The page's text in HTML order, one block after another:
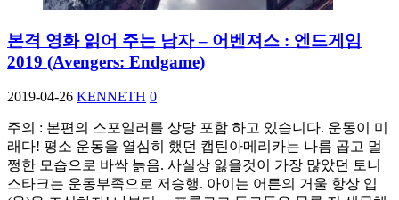
본격 영화 읽어 주는 남자 – 어벤져스 : 엔드게임
2019 (Avengers: Endgame)
2019-04-26 KENNETH 0
주의 : 본편의 스포일러를 상당 포함 하고 있습니다. 운동이 미
래다! 평소 운동을 열심히 했던 캡틴아메리카는 나름 곱고 멀
쩡한 모습으로 바싹 늙음. 사실상 잃을것이 가장 많았던 토니
스타크는 운동부족으로 저승행. 아이는 어른의 거울 항상 입